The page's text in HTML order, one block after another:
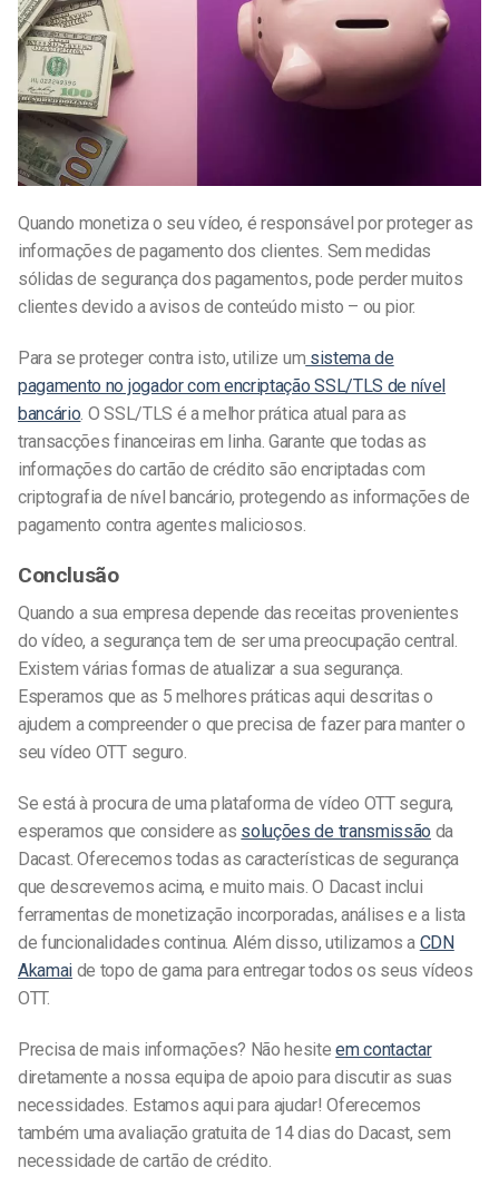
Quando monetiza o seu vídeo, é responsável por proteger as
informações de pagamento dos clientes. Sem medidas
sólidas de segurança dos pagamentos, pode perder muitos
clientes devido a avisos de conteúdo misto – ou pior.
Para se proteger contra isto, utilize um sistema de
pagamento no jogador com encriptação SSL/TLS de nível
bancário. O SSL/TLS é a melhor prática atual para as
transacções financeiras em linha. Garante que todas as
informações do cartão de crédito são encriptadas com
criptografia de nível bancário, protegendo as informações de
pagamento contra agentes maliciosos.
Conclusão
Quando a sua empresa depende das receitas provenientes
do vídeo, a segurança tem de ser uma preocupação central.
Existem várias formas de atualizar a sua segurança.
Esperamos que as 5 melhores práticas aqui descritas o
ajudem a compreender o que precisa de fazer para manter o
seu vídeo OTT seguro.
Se está à procura de uma plataforma de vídeo OTT segura,
esperamos que considere as soluções de transmissão da
Dacast. Oferecemos todas as características de segurança
que descrevemos acima, e muito mais. O Dacast inclui
ferramentas de monetização incorporadas, análises e a lista
de funcionalidades continua. Além disso, utilizamos a CDN
Akamai de topo de gama para entregar todos os seus vídeos
OTT.
Precisa de mais informações? Não hesiteem contactar
diretamente a nossa equipa de apoio para discutir as suas
necessidades. Estamos aqui para ajudar! Oferecemos
também uma avaliação gratuita de 14 dias do Dacast, sem
necessidade de cartão de crédito.